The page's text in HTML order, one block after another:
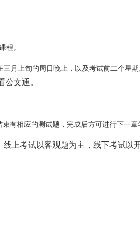
程。
三月上旬的周日晚上，以及考试前二个星期
文通。
有相应的测试题，完成后方可进行下一章
上考试以客观题为主，线下考试以